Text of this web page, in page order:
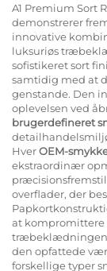
A1 Premium Sort
demonstrerer
innovative
luksuriøs
sofistikeret sort
samtidig med at
genstande. Den
oplevelsen ved
brugerdefineret
HverOEM-
ekstraordinær
overflader, der
at
træbeklædningen
den opfattede
forskellige typer